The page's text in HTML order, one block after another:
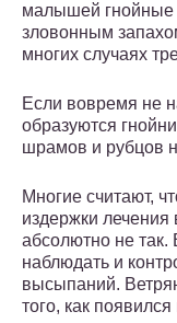
малышей гнойные
зловонным
многих случаях
Если вовремя не
образуются
шрамов и рубцов
Многие считают,
издержки лечения
абсолютно не
наблюдать и
высыпаний.
того, как